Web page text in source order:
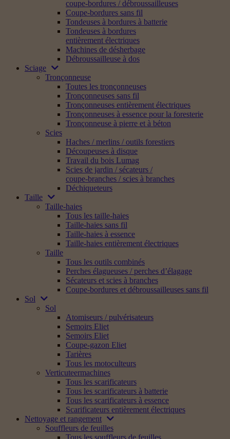
coupe-bordures / débroussailleuses
Coupe-bordures sans fil
Tondeuses à bordures à batterie
Tondeuses à bordures
entièrement électriques
Machines de désherbage
Débroussailleuse à dos
Sciage
Tronçonneuse
Toutes les tronçonneuses
Tronçonneuses sans fil
Tronçonneuses entièrement électriques
Tronçonneuses à essence pour la foresterie
Tronçonneuse à pierre et à béton
Scies
Haches / merlins / outils forestiers
Découpeuses à disque
Travail du bois Lumag
Scies de jardin / sécateurs /
coupe-branches / scies à branches
Déchiqueteurs
Taille
Taille-haies
Tous les taille-haies
Taille-haies sans fil
Taille-haies à essence
Taille-haies entièrement électriques
Taille
Tous les outils combinés
Perches élagueuses / perches d’élagage
Sécateurs et scies à branches
Coupe-bordures et débroussailleuses sans fil
Sol
Sol
Atomiseurs / pulvérisateurs
Semoirs Eliet
Semoirs Eliet
Coupe-gazon Eliet
Tarières
Tous les motoculteurs
Verticuteermachines
Tous les scarificateurs
Tous les scarificateurs à batterie
Tous les scarificateurs à essence
Scarificateurs entièrement électriques
Nettoyage et rangement
Souffleurs de feuilles
Tous les souffleurs de feuilles